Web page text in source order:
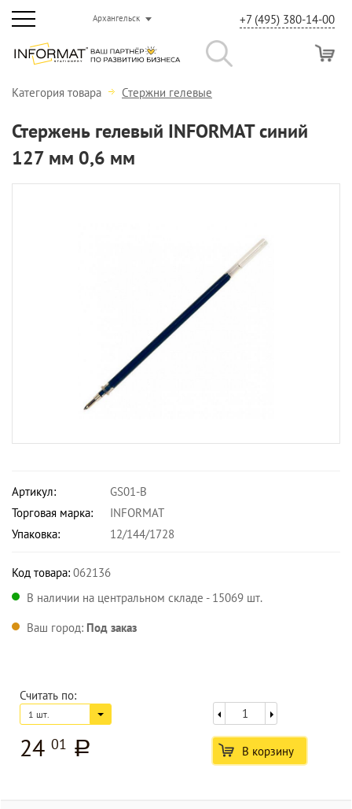
Архангельск +7 (495) 380-14-00
Категория товара Стержни гелевые
Стержень гелевый INFORMAT синий
127 мм 0,6 мм
Артикул:
GS01-B
Торговая марка:
INFORMAT
Упаковка:
12/144/1728
Код товара: 062136
В наличии на центральном складе - 15069 шт.
Ваш город: Под заказ
Считать по:
1 шт.
24 01 a В корзину